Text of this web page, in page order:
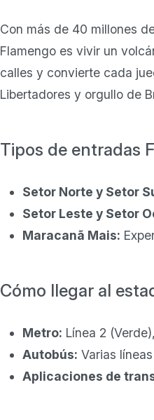
Con más de 40 millones
Flamengo es vivir un
calles y convierte cada
Libertadores y orgullo de
Tipos de entradas
Setor Norte y Setor
Setor Leste y Setor
Maracanã Mais:
Cómo llegar al
Metro: Línea 2
Autobús: Varias
Aplicaciones de